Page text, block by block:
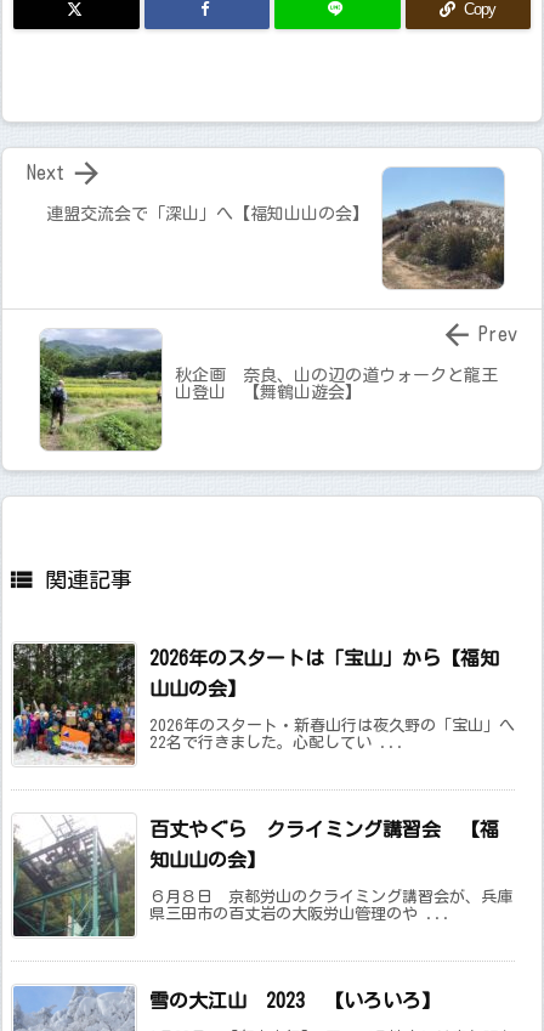
Copy
連盟交流会で「深山」へ【福知山山の会】

Next
秋企画 奈良、山の辺の道ウォークと龍王
山登山 【舞鶴山遊会】
 Prev
 関連記事
2026年のスタートは「宝山」から【福知
山山の会】
2026年のスタート・新春山行は夜久野の「宝山」へ
22名で行きました。心配してい ...
百丈やぐら クライミング講習会 【福
知山山の会】
６月８日 京都労山のクライミング講習会が、兵庫
県三田市の百丈岩の大阪労山管理のや ...
雪の大江山 2023 【いろいろ】